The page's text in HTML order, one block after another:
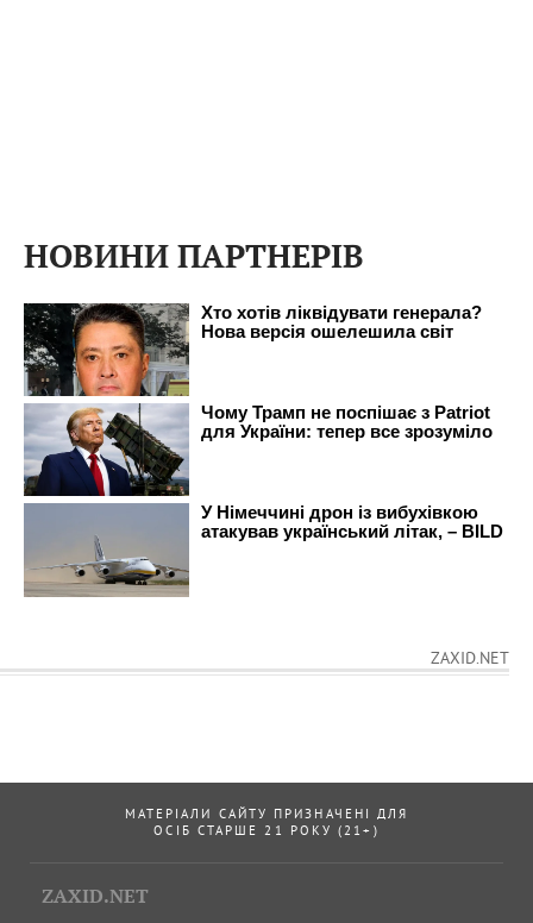
НОВИНИ ПАРТНЕРІВ
ZAXID.NET
МАТЕРІАЛИ САЙТУ ПРИЗНАЧЕНІ ДЛЯ
ОСІБ СТАРШЕ 21 РОКУ (21+)
ZAXID.NET